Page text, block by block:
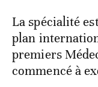
La spécialité
plan
premiers
commencé à